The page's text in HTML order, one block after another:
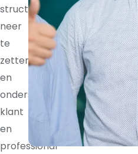
structuur
neer
te
zetten
en
ondersteunt
klant
en
professional